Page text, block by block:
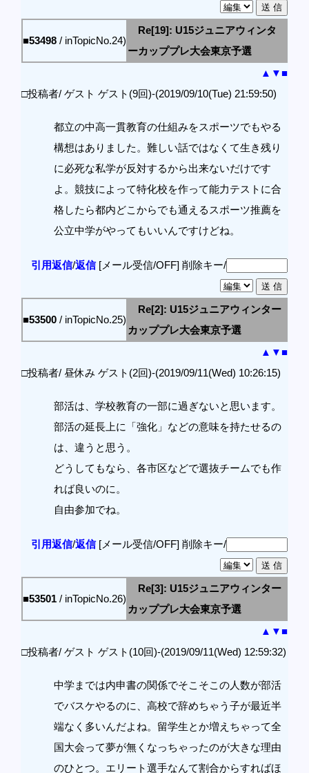
■53498 / inTopicNo.24)
Re[19]: U15ジュニアウィンタ
ーカッププレ大会東京予選
▲ ▼■
□投稿者/ ゲスト ゲスト(9回)-(2019/09/10(Tue) 21:59:50)
都立の中高一貫教育の仕組みをスポーツでもやる
構想はありました。難しい話ではなくて生き残り
に必死な私学が反対するから出来ないだけです
よ。競技によって特化校を作って能力テストに合
格したら都内どこからでも通えるスポーツ推薦を
公立中学がやってもいいんですけどね。
引用返信/返信[メール受信/OFF] 削除キー/
■53500 / inTopicNo.25)
Re[2]: U15ジュニアウィンター
カッププレ大会東京予選
▲ ▼■
□投稿者/ 昼休み ゲスト(2回)-(2019/09/11(Wed) 10:26:15)
部活は、学校教育の一部に過ぎないと思います。
部活の延長上に「強化」などの意味を持たせるの
は、違うと思う。
どうしてもなら、各市区などで選抜チームでも作
れば良いのに。
自由参加でね。
引用返信/返信[メール受信/OFF] 削除キー/
■53501 / inTopicNo.26)
Re[3]: U15ジュニアウィンター
カッププレ大会東京予選
▲ ▼■
□投稿者/ ゲスト ゲスト(10回)-(2019/09/11(Wed) 12:59:32)
中学までは内申書の関係でそこそこの人数が部活
でバスケやるのに、高校で辞めちゃう子が最近半
端なく多いんだよね。留学生とか増えちゃって全
国大会って夢が無くなっちゃったのが大きな理由
のひとつ。エリート選手なんて割合からすればほ